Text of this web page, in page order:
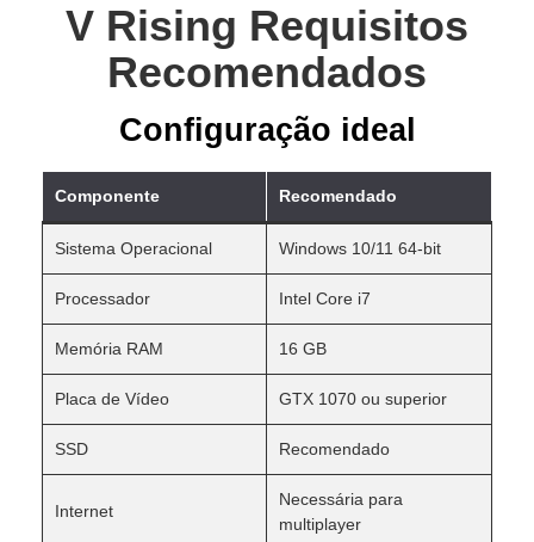
V Rising Requisitos
Recomendados
Configuração ideal
Componente Recomendado
Sistema Operacional Windows 10/11 64-bit
Processador Intel Core i7
Memória RAM 16 GB
Placa de Vídeo GTX 1070 ou superior
SSD Recomendado
Internet
Necessária para
multiplayer